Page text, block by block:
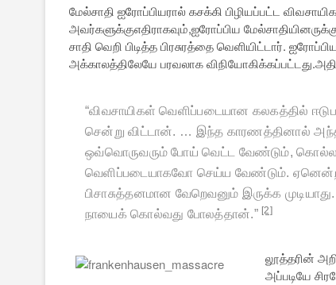
மேல்சாதி ஐரோப்பியரால் கசக்கி பிழியப்பட்ட
அவர்களுக்குஎதிராகவும்,ஐரோப்பிய
சாதி வெறி பிடித்த பிரசுரத்தை வெளியிட்டார்.
அக்காலத்திலேயே பரவலாக
“விவசாயிகள் வெளிப்படையான கலகத்தில்
சென்று விட்டான். … இந்த காரணத்தினால்
ஒவ்வொருவரும் போய் வெட்ட வேண்டும்,கொல்ல
வெளிப்படையாகவோ செய்ய வேண்டும்.
பிசாசுத்தனமான வேறெவனும் இருக்க
நாயைக் கொல்வது போலத்தான்.” [2]
லூத்தரின்
அப்படியே